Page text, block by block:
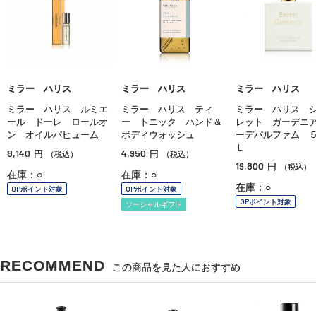
ミラー ハリス
ミラー ハリス ルミエ
ール ドーレ ロールオ
ン オイルパヒューム
8,140 円 （税込）
在庫：○
OPポイント対象
ミラー ハリス
ミラー ハリス ティ
ー トニック ハンド＆
ボディウォッシュ
4,950 円 （税込）
在庫：○
OPポイント対象
ソーシャルギフト
ミラー ハリス
ミラー ハリス
レット ガーデニ
ーデパルファム
Ｌ
19,800 円 （税込）
在庫：○
OPポイント対象
RECOMMEND この商品を見た人におすすめ